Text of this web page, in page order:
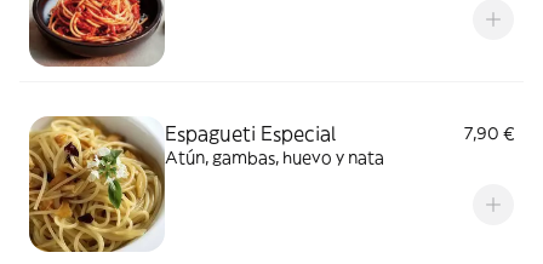
Espagueti Especial
7,90 €
Atún, gambas, huevo y nata